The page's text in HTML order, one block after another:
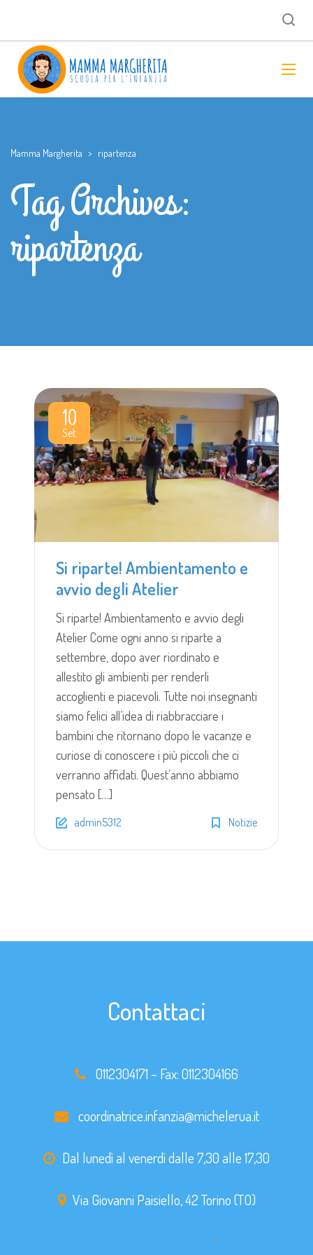
Mamma Margherita > ripartenza
Tag Archives:
ripartenza
10
Set
Si riparte! Ambientamento e
avvio degli Atelier
Si riparte! Ambientamento e avvio degli
Atelier Come ogni anno si riparte a
settembre, dopo aver riordinato e
allestito gli ambienti per renderli
accoglienti e piacevoli. Tutte noi insegnanti
siamo felici all’idea di riabbracciare i
bambini che ritornano dopo le vacanze e
curiose di conoscere i più piccoli che ci
verranno affidati. Quest’anno abbiamo
pensato […]
admin5312 Notizie
Contattaci
0112304171 – Fax:0112304166
coordinatrice.infanzia@michelerua.it
Dal lunedì al venerdì dalle 7,30 alle 17,30
Via Giovanni Paisiello, 42 Torino (TO)